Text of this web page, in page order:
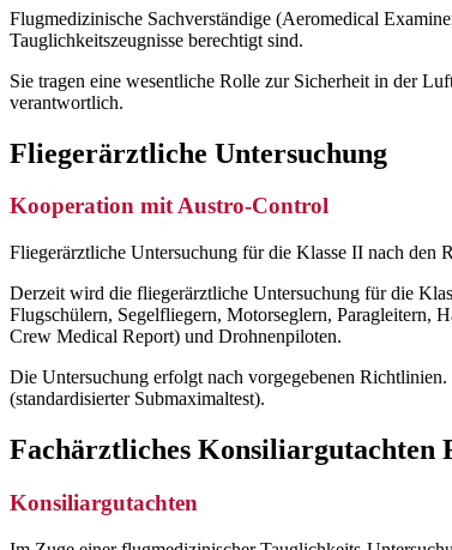
Flugmedizinische Sachverständige (Aeromedical
Tauglichkeitszeugnisse berechtigt sind.
Sie tragen eine wesentliche Rolle zur Sicherheit in der
verantwortlich.
Fliegerärztliche Untersuchung
Kooperation mit Austro-Control
Fliegerärztliche Untersuchung für die Klasse II nach
Derzeit wird die fliegerärztliche Untersuchung für die
Flugschülern, Segelfliegern, Motorseglern, Paragleitern,
Crew Medical Report) und Drohnenpiloten.
Die Untersuchung erfolgt nach vorgegebenen
(standardisierter Submaximaltest).
Fachärztliches Konsiliargutachten
Konsiliargutachten